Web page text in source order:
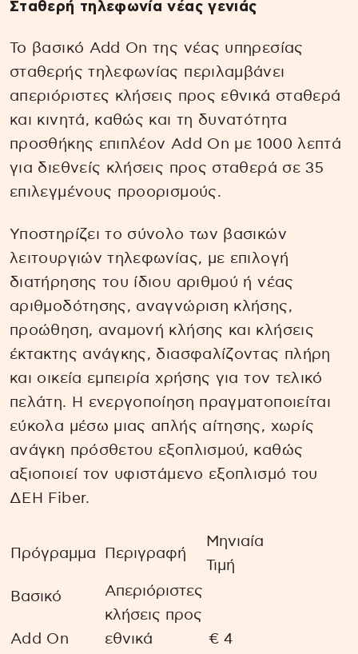
Σταθερή τηλεφωνία νέας γενιάς
Το βασικό Add On της νέας υπηρεσίας
σταθερής τηλεφωνίας περιλαμβάνει
απεριόριστες κλήσεις προς εθνικά σταθερά
και κινητά, καθώς και τη δυνατότητα
προσθήκης επιπλέον Add On με 1000 λεπτά
για διεθνείς κλήσεις προς σταθερά σε 35
επιλεγμένους προορισμούς.
Υποστηρίζει το σύνολο των βασικών
λειτουργιών τηλεφωνίας, με επιλογή
διατήρησης του ίδιου αριθμού ή νέας
αριθμοδότησης, αναγνώριση κλήσης,
προώθηση, αναμονή κλήσης και κλήσεις
έκτακτης ανάγκης, διασφαλίζοντας πλήρη
και οικεία εμπειρία χρήσης για τον τελικό
πελάτη. Η ενεργοποίηση πραγματοποιείται
εύκολα μέσω μιας απλής αίτησης, χωρίς
ανάγκη πρόσθετου εξοπλισμού, καθώς
αξιοποιεί τον υφιστάμενο εξοπλισμό του
ΔΕΗ Fiber.
Πρόγραμμα Περιγραφή
Μηνιαία
Τιμή
Βασικό
Add On
Απεριόριστες
κλήσεις προς
εθνικά
€ 4